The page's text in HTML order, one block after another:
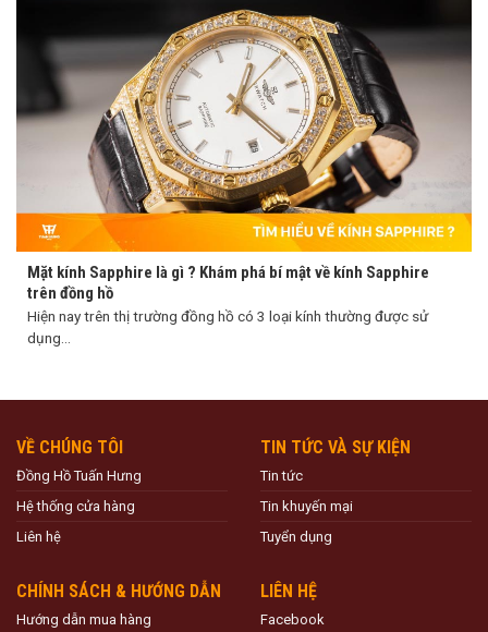
Mặt kính Sapphire là gì ? Khám phá bí mật về kính Sapphire
trên đồng hồ
Hiện nay trên thị trường đồng hồ có 3 loại kính thường được sử
dụng...
VỀ CHÚNG TÔI
Đồng Hồ Tuấn Hưng
Hệ thống cửa hàng
Liên hệ
TIN TỨC VÀ SỰ KIỆN
Tin tức
Tin khuyến mại
Tuyển dụng
CHÍNH SÁCH & HƯỚNG DẪN
Hướng dẫn mua hàng
LIÊN HỆ
Facebook